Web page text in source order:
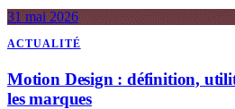
31 mai 2026
ACTUALITÉ
Motion Design : définition,
les marques